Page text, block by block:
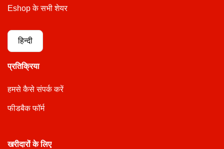
Eshop के सभी शेयर
हिन्दी
प्रतिक्रिया
हमसे कैसे संपर्क करें
फीडबैक फॉर्म
खरीदारों के लिए